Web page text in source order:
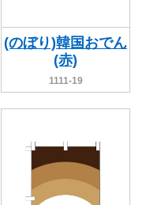
(のぼり)韓国おでん
(赤)
1111-19